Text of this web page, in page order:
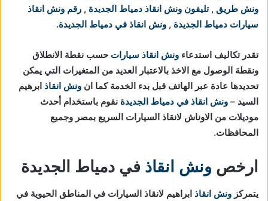
ونش طريق ,تليفون ونش انقاذ دمياط الجديدة , رقم ونش انقاذ
سيارات دمياط الجديدة , ونش انقاذ في دمياط الجديدة.
تقدر تكاليف استدعاء ونش انقاذ سيارات حسب نقطة الانطلاق
ونقطة الوصول مع الاخذ بالاعتبار العديد من المتغيرات التي يمكن
تحديدها عادة عبر الهاتف قبل بدء الخدمة كما ان ونش انقاذ ابرهيم
السيد – ونش انقاذ في دمياط الجديدة نقوم باستخدام أحدث
موديلات من الاوناش لانقاذ السيارات السريع بمصر وجميع
المحافظات.
ارخص ونش انقاذ في دمياط الجديدة
يتمركز ونش انقاذ ابراهيم لانقاذ السيارات في المناطق الحيوية في